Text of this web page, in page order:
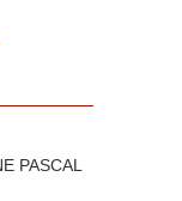
PASCAL